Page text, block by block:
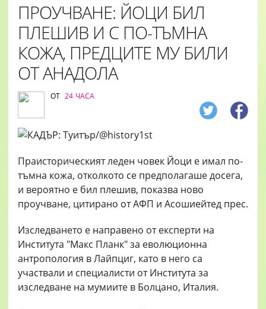
ПРОУЧВАНЕ: ЙОЦИ БИЛ
ПЛЕШИВ И С ПО-ТЪМНА
КОЖА, ПРЕДЦИТЕ МУ БИЛИ
ОТ АНАДОЛА
ОТ 24 ЧАСА
Праисторическият леден човек Йоци е имал по-
тъмна кожа, отколкото се предполагаше досега,
и вероятно е бил плешив, показва ново
проучване, цитирано от АФП и Асошиейтед прес.
Изследването е направено от експерти на
Института "Макс Планк" за еволюционна
антропология в Лайпциг, като в него са
участвали и специалисти от Института за
изследване на мумиите в Болцано, Италия.